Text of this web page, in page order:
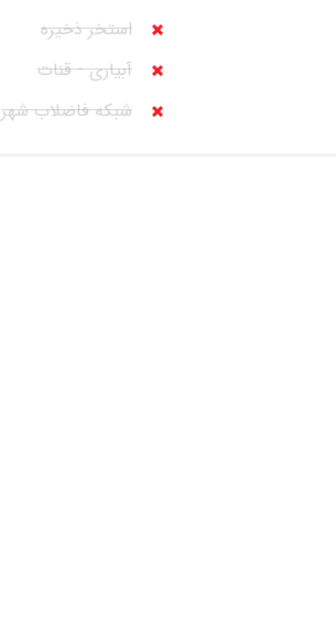
استخر ذخیره
آبیاری - قنات
شبکه فاضلاب شهر